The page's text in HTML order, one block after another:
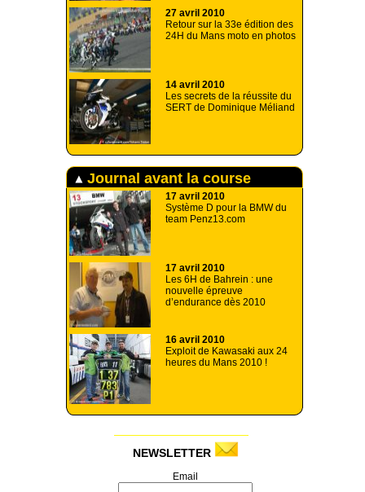
27 avril 2010
Retour sur la 33e édition des
24H du Mans moto en photos
14 avril 2010
Les secrets de la réussite du
SERT de Dominique Méliand
Journal avant la course
17 avril 2010
Système D pour la BMW du
team Penz13.com
17 avril 2010
Les 6H de Bahrein : une
nouvelle épreuve
d’endurance dès 2010
16 avril 2010
Exploit de Kawasaki aux 24
heures du Mans 2010 !
NEWSLETTER
Email